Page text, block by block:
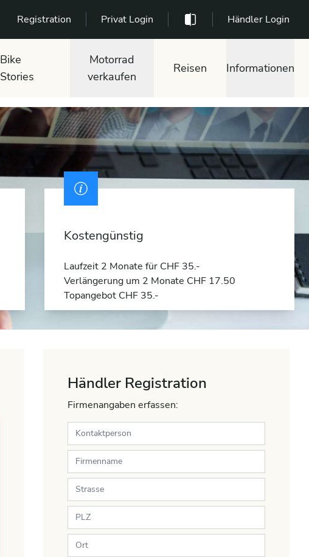
Registration Privat Login Händler Login
Bike
Stories
Motorrad
verkaufen
Reisen Informationen
Kostengünstig
Laufzeit 2 Monate für CHF 35.-
Verlängerung um 2 Monate CHF 17.50
Topangebot CHF 35.-
Händler Registration
Firmenangaben erfassen: